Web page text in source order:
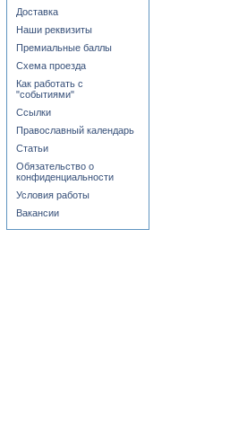
Доставка
Наши реквизиты
Премиальные баллы
Схема проезда
Как работать с
"событиями"
Ссылки
Православный календарь
Статьи
Обязательство о
конфиденциальности
Условия работы
Вакансии